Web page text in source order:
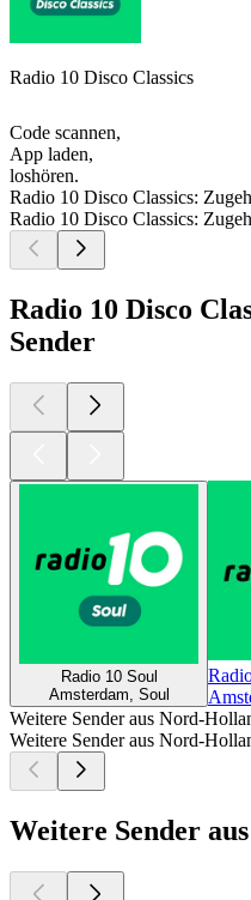
Radio 10 Disco Classics
Code scannen,
App laden,
loshören.
Radio 10 Disco Classics:
Radio 10 Disco Classics:
Radio 10 Disco
Sender
Radio 10 Soul
Amsterdam, Soul
Weitere Sender aus Nord-
Weitere Sender aus Nord-
Weitere Sender